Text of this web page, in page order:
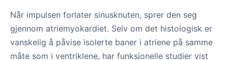
Når impulsen forlater sinusknuten, sprer den seg
gjennom atriemyokardiet. Selv om det histologisk er
vanskelig å påvise isolerte baner i atriene på samme
måte som i ventriklene, har funksjonelle studier vist